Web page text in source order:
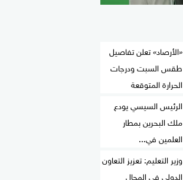
«الأرصاد» تعلن تفاصيل
طقس السبت ودرجات
الحرارة المتوقعة
الرئيس السيسي يودع
ملك البحرين بمطار
العلمين في...
وزير التعليم: تعزيز التعاون
الدولي في المجال